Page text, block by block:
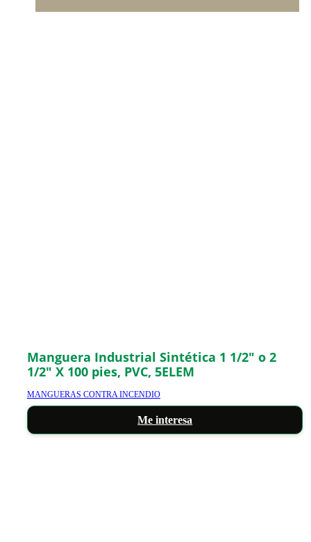
Manguera Industrial Sintética 1 1/2″ o 2
1/2″ X 100 pies, PVC, 5ELEM
MANGUERAS CONTRA INCENDIO
Me interesa